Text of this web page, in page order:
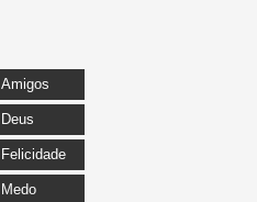
Amigos
Deus
Felicidade
Medo